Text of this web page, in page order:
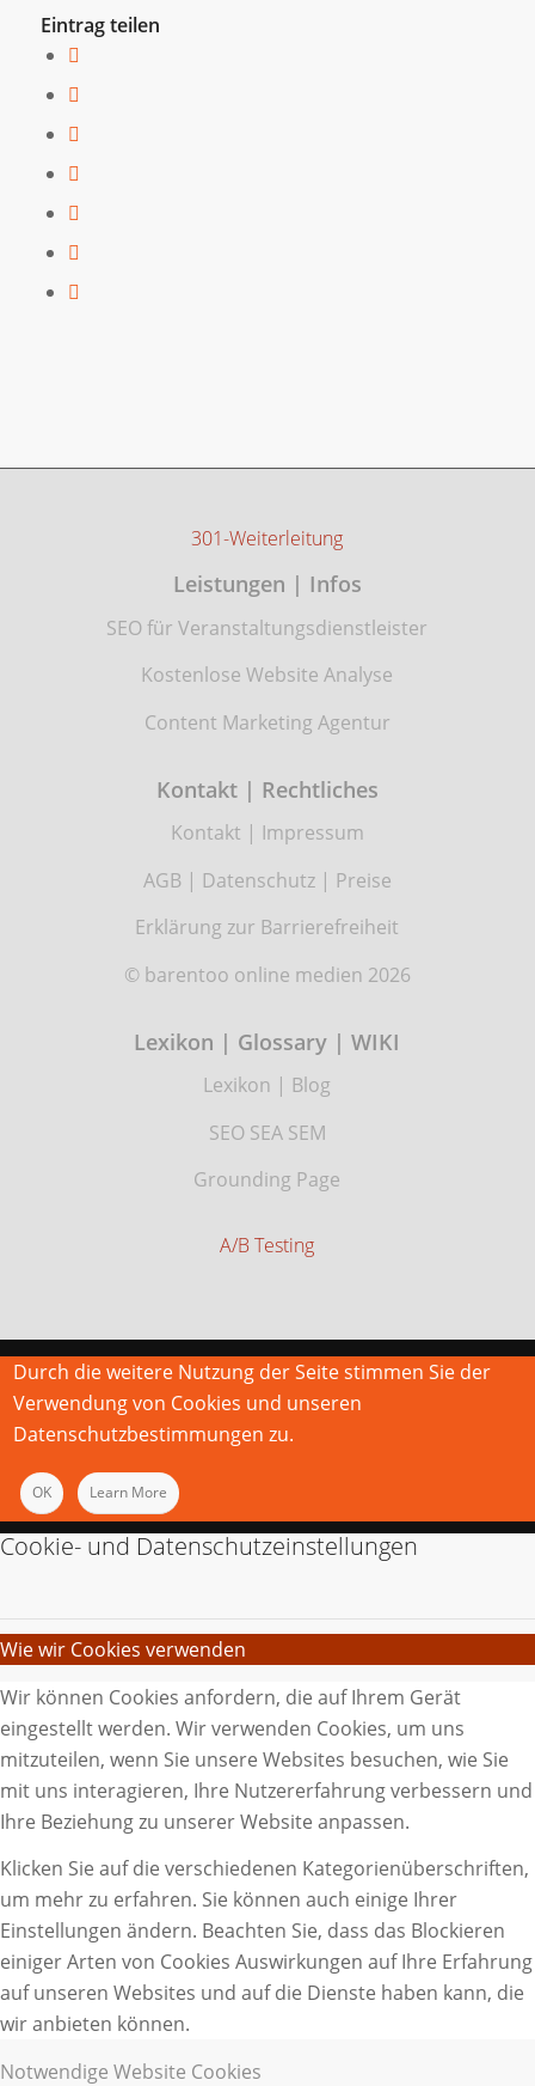
Eintrag teilen
301-Weiterleitung
Leistungen | Infos
SEO für Veranstaltungsdienstleister
Kostenlose Website Analyse
Content Marketing Agentur
Kontakt | Rechtliches
Kontakt | Impressum
AGB| Datenschutz| Preise
Erklärung zur Barrierefreiheit
© barentoo online medien 2026
Lexikon | Glossary | WIKI
Lexikon | Blog
SEO SEA SEM
Grounding Page
A/B Testing
Durch die weitere Nutzung der Seite stimmen Sie der
Verwendung von Cookies und unseren
Datenschutzbestimmungen zu.
OK Learn More
Cookie- und Datenschutzeinstellungen
Wie wir Cookies verwenden
Wir können Cookies anfordern, die auf Ihrem Gerät
eingestellt werden. Wir verwenden Cookies, um uns
mitzuteilen, wenn Sie unsere Websites besuchen, wie Sie
mit uns interagieren, Ihre Nutzererfahrung verbessern und
Ihre Beziehung zu unserer Website anpassen.
Klicken Sie auf die verschiedenen Kategorienüberschriften,
um mehr zu erfahren. Sie können auch einige Ihrer
Einstellungen ändern. Beachten Sie, dass das Blockieren
einiger Arten von Cookies Auswirkungen auf Ihre Erfahrung
auf unseren Websites und auf die Dienste haben kann, die
wir anbieten können.
Notwendige Website Cookies